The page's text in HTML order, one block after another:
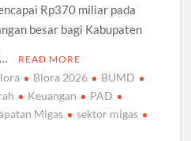
Rp370 miliar pada
besar bagi Kabupaten
READ MORE
Blora 2026
BUMD
Keuangan
PAD
Migas
sektor migas